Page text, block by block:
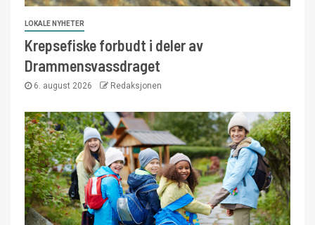
LOKALE NYHETER
Krepsefiske forbudt i deler av
Drammensvassdraget
6. august 2026 Redaksjonen